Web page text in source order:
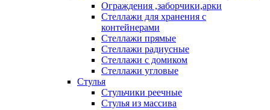
Ограждения ,заборчики,арки
Стеллажи для хранения с
контейнерами
Стеллажи прямые
Стеллажи радиусные
Стеллажи с домиком
Стеллажи угловые
Стулья
Стульчики реечные
Стулья из массива